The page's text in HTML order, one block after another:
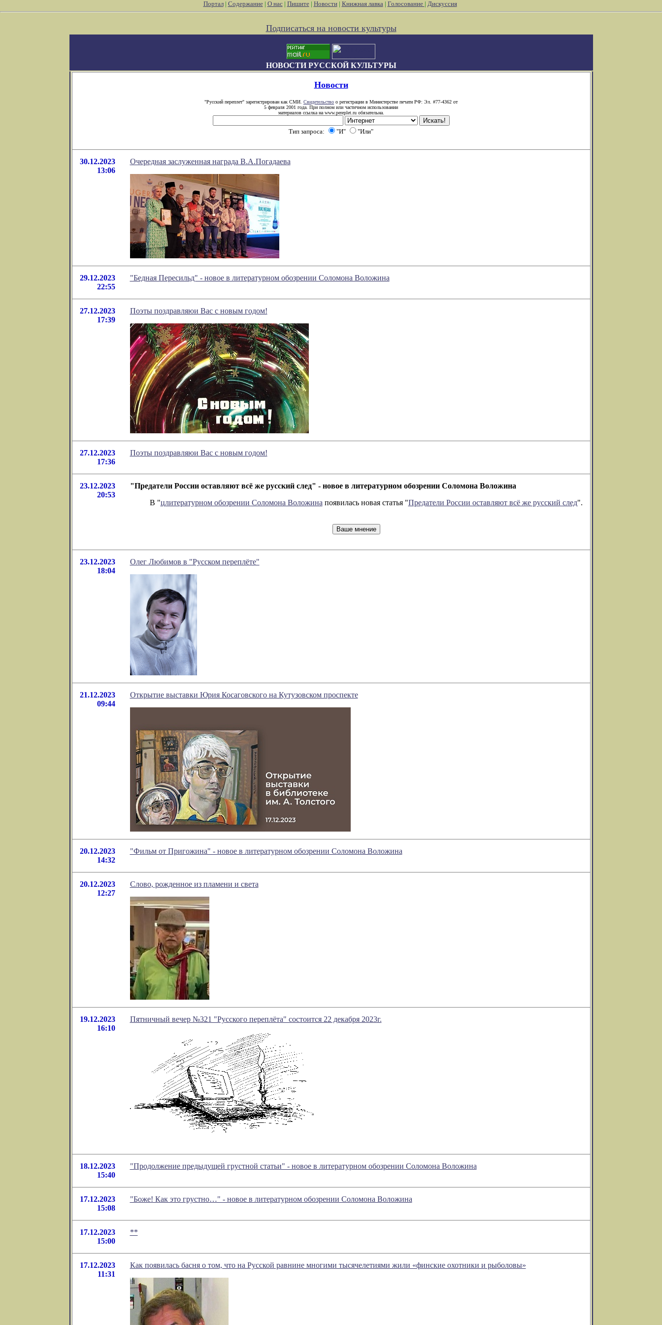
Портал| Содержание| О нас| Пишите| Новости| Книжная лавка| Голосование | Дискуссия
Подписаться на новости культуры
НОВОСТИ РУССКОЙ КУЛЬТУРЫ
Новости
"Русский переплет" зарегистрирован как СМИ. Свидетельство о регистрации в Министерстве печати РФ: Эл. #77-4362 от
5 февраля 2001 года. При полном или частичном использовании
материалов ссылка на www.pereplet.ru обязательна.
Тип запроса: "И" "Или"
30.12.2023
13:06
Очередная заслуженная награда В.А.Погадаева
29.12.2023
22:55
"Бедная Пересильд" - новое в литературном обозрении Соломона Воложина
27.12.2023
17:39
Поэты поздравляюи Вас с новым годом!
27.12.2023
17:36
Поэты поздравляюи Вас с новым годом!
23.12.2023
20:53
"Предатели России оставляют всё же русский след" - новое в литературном обозрении Соломона Воложина
В "цлитературном обозрении Соломона Воложина появилась новая статья "Предатели России оставляют всё же русский след".
23.12.2023
18:04
Олег Любимов в "Русском переплёте"
21.12.2023
09:44
Открытие выставки Юрия Косаговского на Кутузовском проспекте
20.12.2023
14:32
"Фильм от Пригожина" - новое в литературном обозрении Соломона Воложина
20.12.2023
12:27
Слово, рожденное из пламени и света
19.12.2023
16:10
Пятничный вечер №321 "Русского переплёта" состоится 22 декабря 2023г.
18.12.2023
15:40
"Продолжение предыдущей грустной статьи" - новое в литературном обозрении Соломона Воложина
17.12.2023
15:08
"Боже! Как это грустно…" - новое в литературном обозрении Соломона Воложина
17.12.2023
15:00
**
17.12.2023
11:31
Как появилась басня о том, что на Русской равнине многими тысячелетиями жили «финские охотники и рыболовы»